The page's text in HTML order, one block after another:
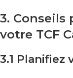
3.
votre TCF
3.1